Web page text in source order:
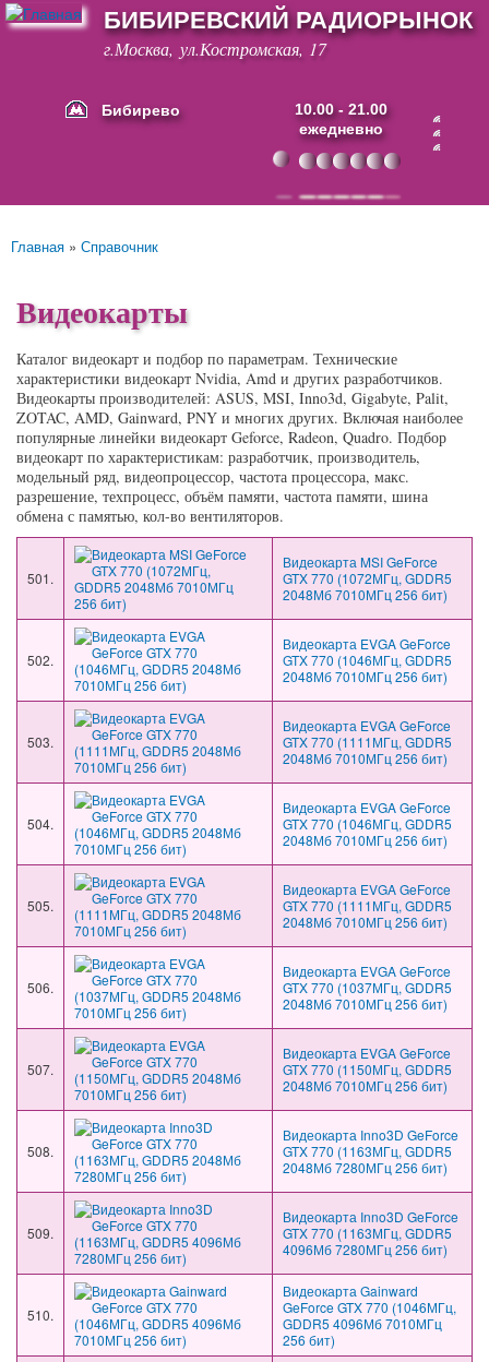
Перейти к
основному
содержанию
БИБИРЕВСКИЙ РАДИОРЫНОК
г.Москва, ул.Костромская, 17
Бибирево
10.00 - 21.00
ежедневно
Основные ссылки
Вы здесь
Главная » Справочник
Видеокарты
Каталог видеокарт и подбор по параметрам. Технические
характеристики видеокарт Nvidia, Amd и других разработчиков.
Видеокарты производителей: ASUS, MSI, Inno3d, Gigabyte, Palit,
ZOTAC, AMD, Gainward, PNY и многих других. Включая наиболее
популярные линейки видеокарт Geforce, Radeon, Quadro. Подбор
видеокарт по характеристикам: разработчик, производитель,
модельный ряд, видеопроцессор, частота процессора, макс.
разрешение, техпроцесс, объём памяти, частота памяти, шина
обмена с памятью, кол-во вентиляторов.
501.
Видеокарта MSI GeForce
GTX 770 (1072МГц, GDDR5
2048Мб 7010МГц 256 бит)
502.
Видеокарта EVGA GeForce
GTX 770 (1046МГц, GDDR5
2048Мб 7010МГц 256 бит)
503.
Видеокарта EVGA GeForce
GTX 770 (1111МГц, GDDR5
2048Мб 7010МГц 256 бит)
504.
Видеокарта EVGA GeForce
GTX 770 (1046МГц, GDDR5
2048Мб 7010МГц 256 бит)
505.
Видеокарта EVGA GeForce
GTX 770 (1111МГц, GDDR5
2048Мб 7010МГц 256 бит)
506.
Видеокарта EVGA GeForce
GTX 770 (1037МГц, GDDR5
2048Мб 7010МГц 256 бит)
507.
Видеокарта EVGA GeForce
GTX 770 (1150МГц, GDDR5
2048Мб 7010МГц 256 бит)
508.
Видеокарта Inno3D GeForce
GTX 770 (1163МГц, GDDR5
2048Мб 7280МГц 256 бит)
509.
Видеокарта Inno3D GeForce
GTX 770 (1163МГц, GDDR5
4096Мб 7280МГц 256 бит)
510.
Видеокарта Gainward
GeForce GTX 770 (1046МГц,
GDDR5 4096Мб 7010МГц
256 бит)